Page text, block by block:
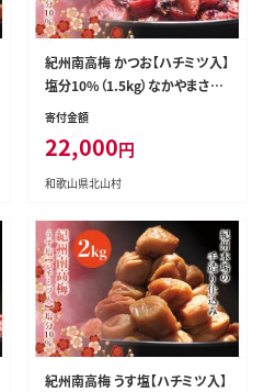
紀州南高梅 かつお【ハチミツ入】
塩分10%（1.5kg）なかやまさん
ちの梅干 うめ ウメ【nky008-21
寄付金額
22,000円
和歌山県北山村
紀州南高梅 うす塩【ハチミツ入】